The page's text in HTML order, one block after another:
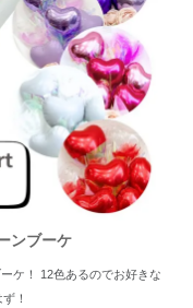
ンブーケ
ケ！ 12色あるのでお好きな
！